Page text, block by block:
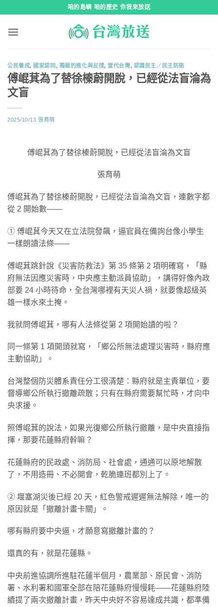
咱的島嶼 咱的歷史 你我來放送
公民養成, 國家認同, 獨裁的進化與反撲, 當代台灣, 認識民主／民主防衛
傅崐萁為了替徐榛蔚開脫，已經從法盲淪為
文盲
2025/10/13 張育萌
傅崐萁為了替徐榛蔚開脫，已經從法盲淪為文盲
張育萌
傅崐萁為了替徐榛蔚開脫，已經從法盲淪為文盲，連數字都
從 2 開始數——
① 傅崐萁今天又在立法院發飆，逼官員在備詢台像小學生
一樣朗讀法條——
傅崐萁跳針說《災害防救法》第 35 條第 2 項明確寫，「縣
府無法因應災害時，中央應主動派員協助」，講得好像內政
部要 24 小時待命，全台灣哪裡有天災人禍，就要像超級英
雄一樣水來土掩。
我就問傅崐萁，哪有人法條從第 2 項開始讀的啦？
同一條第 1 項開頭就寫，「鄉公所無法處理災害時，縣府應
主動協助」。
台灣整個防災體系責任分工很清楚：縣府就是主責單位，要
督導鄉公所執行撤離疏散；只有在縣府需要幫忙時，才向中
央求援。
照傅崐萁的說法，如果光復鄉公所執行撤離，是中央直接指
揮，那要花蓮縣府幹嘛？
花蓮縣府的民政處、消防局、社會處，通通可以原地解散
了，不用造冊、不必開會，乾脆連班都別上了。
② 堰塞湖災後已經 20 天，紅色警戒遲遲無法解除，唯一的
原因就是「撤離計畫卡關」。
哪有縣府要中央逼，才願意寫撤離計畫的？
還真的有，就是花蓮縣。
中央前進協調所進駐花蓮半個月，農業部、原民會、消防
署、水利署和國軍全部在陪花蓮縣府慢慢耗——花蓮縣府陸
續提了兩次撤離計畫，昨天中央好不容易達成共識，都準備